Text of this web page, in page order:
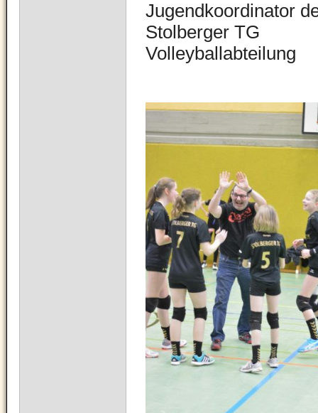
Jugendkoordinator
Stolberger TG
Volleyballabteilung